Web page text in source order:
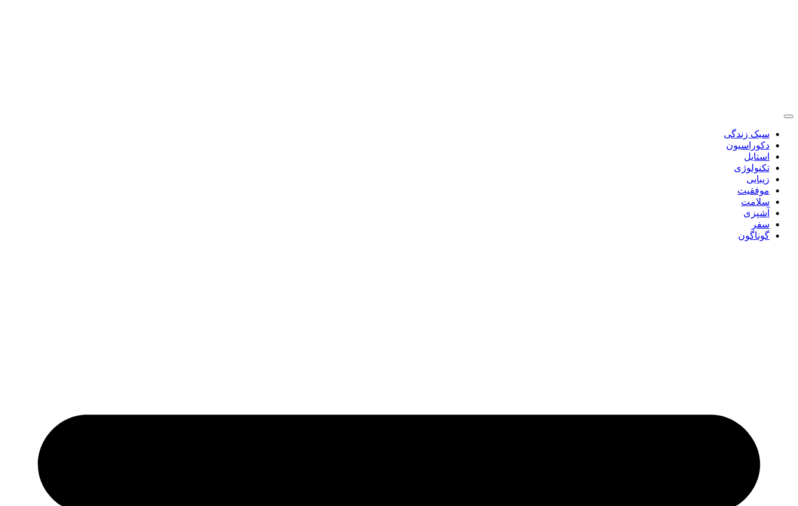
سبک زندگی
دکوراسیون
استایل
تکنولوژی
زیبایی
موفقیت
سلامت
آشپزی
سفر
گوناگون